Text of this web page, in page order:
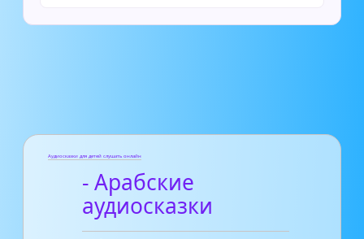
Аудиосказки для детей слушать онлайн
- Арабские
аудиосказки